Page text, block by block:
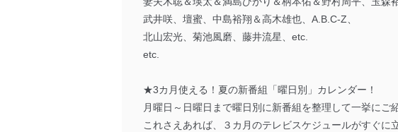
武井咲、壇蜜、中島裕翔＆高木雄也、A.B.C-Z、
北山宏光、菊池風磨、藤井流星、etc.
etc.
★3カ月使える！夏の新番組「曜日別」カレンダー！
月曜日～日曜日まで曜日別に新番組を整理して一挙にご
これさえあれば、３カ月のテレビスケジュールがすぐに